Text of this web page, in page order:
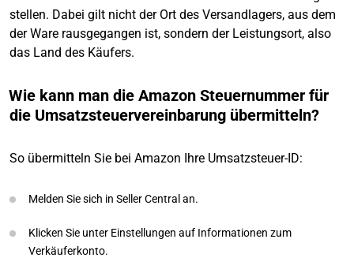
stellen. Dabei gilt nicht der Ort des Versandlagers, aus dem
der Ware rausgegangen ist, sondern der Leistungsort, also
das Land des Käufers.
Wie kann man die Amazon Steuernummer für
die Umsatzsteuervereinbarung übermitteln?
So übermitteln Sie bei Amazon Ihre Umsatzsteuer-ID:
Melden Sie sich in Seller Central an.
Klicken Sie unter Einstellungen auf Informationen zum
Verkäuferkonto.